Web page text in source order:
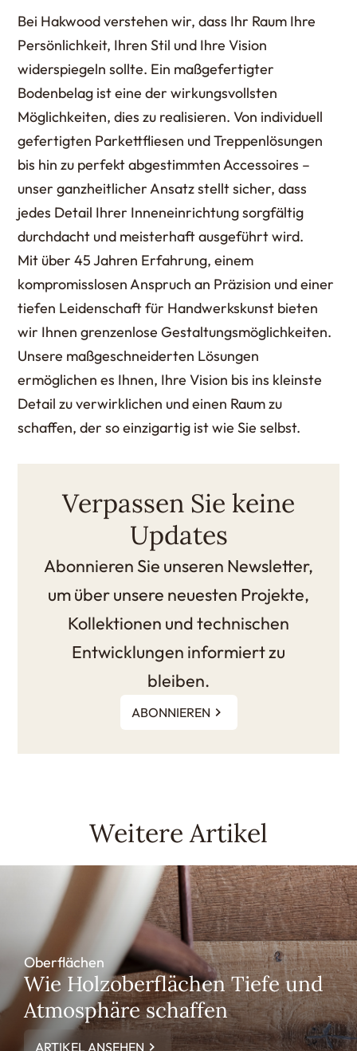
Bei Hakwood verstehen wir, dass Ihr Raum Ihre
Persönlichkeit, Ihren Stil und Ihre Vision
widerspiegeln sollte. Ein maßgefertigter
Bodenbelag ist eine der wirkungsvollsten
Möglichkeiten, dies zu realisieren. Von individuell
gefertigten Parkettfliesen und Treppenlösungen
bis hin zu perfekt abgestimmten Accessoires –
unser ganzheitlicher Ansatz stellt sicher, dass
jedes Detail Ihrer Inneneinrichtung sorgfältig
durchdacht und meisterhaft ausgeführt wird.
Mit über 45 Jahren Erfahrung, einem
kompromisslosen Anspruch an Präzision und einer
tiefen Leidenschaft für Handwerkskunst bieten
wir Ihnen grenzenlose Gestaltungsmöglichkeiten.
Unsere maßgeschneiderten Lösungen
ermöglichen es Ihnen, Ihre Vision bis ins kleinste
Detail zu verwirklichen und einen Raum zu
schaffen, der so einzigartig ist wie Sie selbst.
Verpassen Sie keine
Updates
Abonnieren Sie unseren Newsletter,
um über unsere neuesten Projekte,
Kollektionen und technischen
Entwicklungen informiert zu
bleiben.
ABONNIEREN
Weitere Artikel
Oberflächen
Wie Holzoberflächen Tiefe und
Atmosphäre schaffen
ARTIKEL ANSEHEN